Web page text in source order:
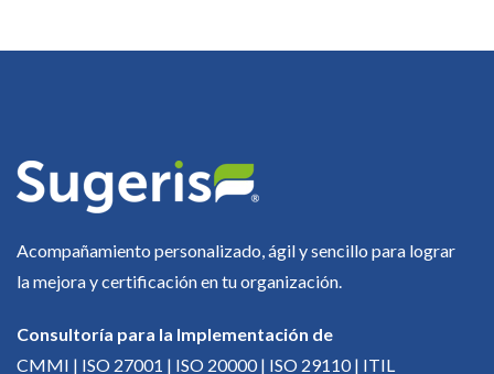
Acompañamiento personalizado, ágil y sencillo para lograr
la mejora y certificación en tu organización.
Consultoría para la Implementación de
CMMI | ISO 27001 | ISO 20000 | ISO 29110 | ITIL